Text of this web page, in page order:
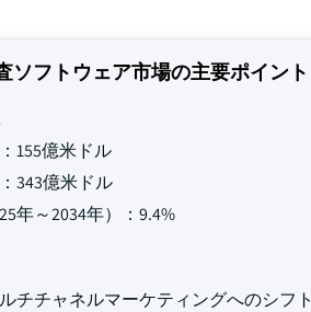
ソフトウェア市場の主要ポイント
155億米ドル
343億米ドル
年～2034年）：9.4%
チチャネルマーケティングへのシフト